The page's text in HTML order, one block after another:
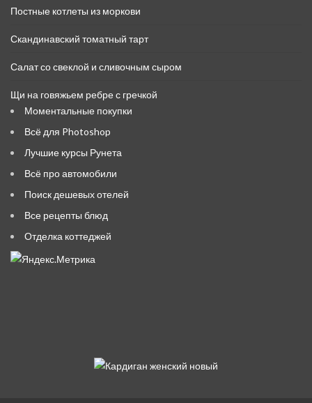
Постные котлеты из моркови
Скандинавский томатный тарт
Салат со свеклой и сливочным сыром
Щи на говяжьем ребре с гречкой
Моментальные покупки
Всё для Photoshop
Лучшие курсы Рунета
Всё про автомобили
Поиск дешевых отелей
Все рецепты блюд
Отделка коттеджей